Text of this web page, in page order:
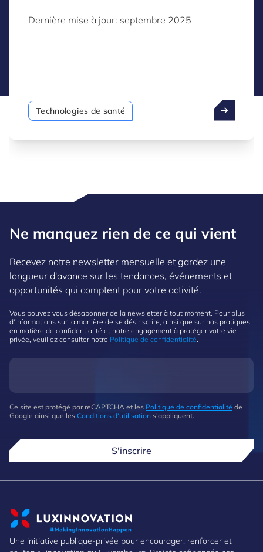
Dernière mise à jour: septembre 2025
Technologies de santé
Ne manquez rien de ce qui vient
Recevez notre newsletter mensuelle et gardez une
longueur d'avance sur les tendances, événements et
opportunités qui comptent pour votre activité.
Vous pouvez vous désabonner de la newsletter à tout moment. Pour plus
d'informations sur la manière de se désinscrire, ainsi que sur nos pratiques
en matière de confidentialité et notre engagement à protéger votre vie
privée, veuillez consulter notre Politique de confidentialité
Ce site est protégé par reCAPTCHA et les Politique de confidentialité de
Google ainsi que les Conditions d'utilisation s'appliquent.
S'inscrire
Une initiative publique-privée pour encourager, renforcer et